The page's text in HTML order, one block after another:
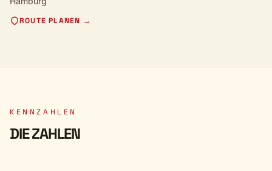
ROUTE PLANEN →
KENNZAHLEN
DIE ZAHLEN